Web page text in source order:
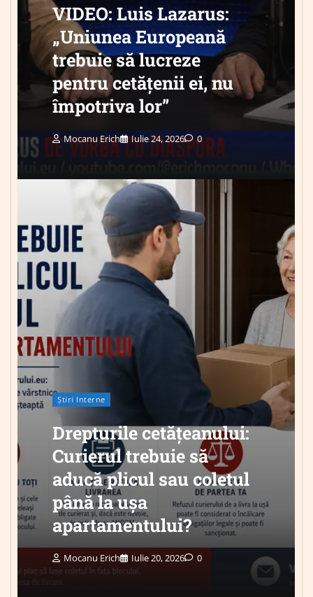
VIDEO: Luis Lazarus:
„Uniunea Europeană
trebuie să lucreze
pentru cetățenii ei, nu
împotriva lor”
Mocanu Erich Iulie 24, 2026 0
Știri Interne
Drepturile cetățeanului:
Curierul trebuie să
aducă plicul sau coletul
până la ușa
apartamentului?
Mocanu Erich Iulie 20, 2026 0